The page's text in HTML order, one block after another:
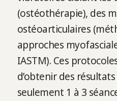
(ostéothérapie), des
ostéoarticulaires
approches
IASTM). Ces
d’obtenir des
seulement 1 à 3